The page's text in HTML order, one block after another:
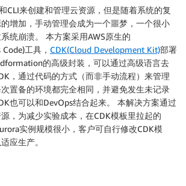
CLI来创建和管理云资源，但是随着系统的复
增加，手动管理会成为一个噩梦，一个很小
统崩溃。 本方案采用AWS原生的
工具， CDK(Cloud Development Kit)部署
的高级封装，可以通过高级语言去
，通过代码的方式（而非手动流程）来管理
置备的环境都完全相同，并避免发生未记录
也可以和DevOps结合起来。 本解决方案通过
，为减少实验成本，在CDK模板里拉起的
实例规模很小，客户可自行修改CDK模
应生产。